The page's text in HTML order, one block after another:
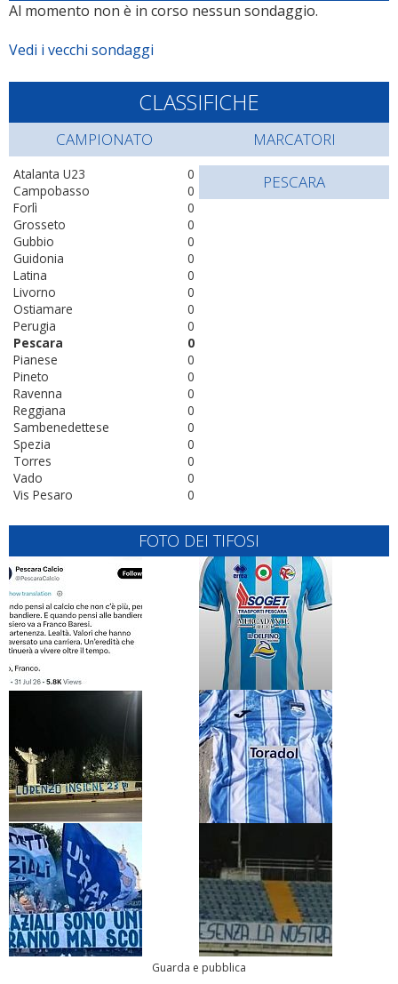
Al momento non è in corso nessun sondaggio.
Vedi i vecchi sondaggi
CLASSIFICHE
CAMPIONATO
0
Atalanta U23
0
Campobasso
0
Forlì
0
Grosseto
0
Gubbio
0
Guidonia
0
Latina
0
Livorno
0
Ostiamare
0
Perugia
0
Pescara
0
Pianese
0
Pineto
0
Ravenna
0
Reggiana
0
Sambenedettese
0
Spezia
0
Torres
0
Vado
0
Vis Pesaro
MARCATORI
PESCARA
FOTO DEI TIFOSI
Guarda e pubblica